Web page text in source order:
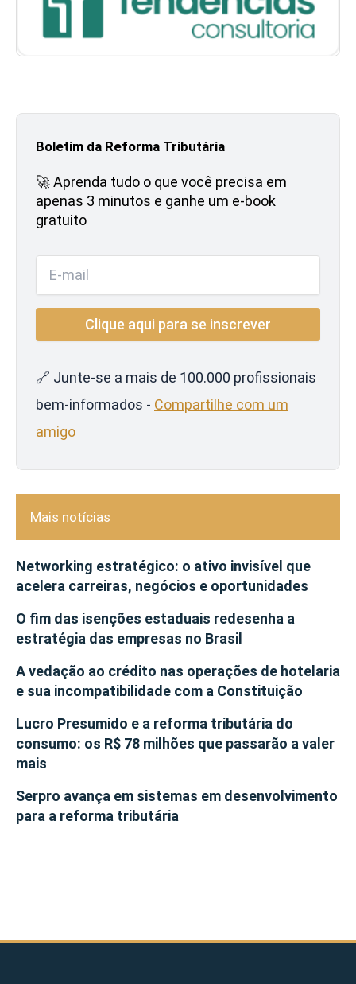
Boletim da Reforma Tributária
🚀 Aprenda tudo o que você precisa em
apenas 3 minutos e ganhe um e-book
gratuito
🔗 Junte-se a mais de 100.000 profissionais
bem-informados - Compartilhe com um
amigo
Mais notícias
Networking estratégico: o ativo invisível que
acelera carreiras, negócios e oportunidades
O fim das isenções estaduais redesenha a
estratégia das empresas no Brasil
A vedação ao crédito nas operações de hotelaria
e sua incompatibilidade com a Constituição
Lucro Presumido e a reforma tributária do
consumo: os R$ 78 milhões que passarão a valer
mais
Serpro avança em sistemas em desenvolvimento
para a reforma tributária